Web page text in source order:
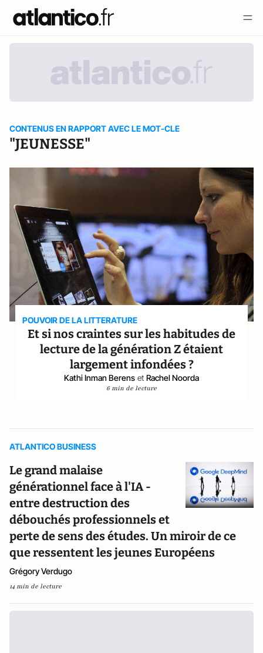
CONTENUS EN RAPPORT AVEC LE MOT-CLE
"JEUNESSE"
POUVOIR DE LA LITTERATURE
Et si nos craintes sur les habitudes de
lecture de la génération Z étaient
largement infondées ?
Kathi Inman Berens et Rachel Noorda
6 min de lecture
ATLANTICO BUSINESS
Le grand malaise
générationnel face à l'IA -
entre destruction des
débouchés professionnels et
perte de sens des études. Un miroir de ce
que ressentent les jeunes Européens
Grégory Verdugo
14 min de lecture